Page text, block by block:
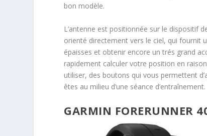
bon modèle.
L’antenne est positionnée sur le dispositif
orienté directement vers le ciel, qui fournit
épaisses et obtenir encore un trés grand
rapidement calculer votre position en
utiliser, des boutons qui vous permettent
êtes au milieu d’une séance d’entraînement.
GARMIN FORERUNNER